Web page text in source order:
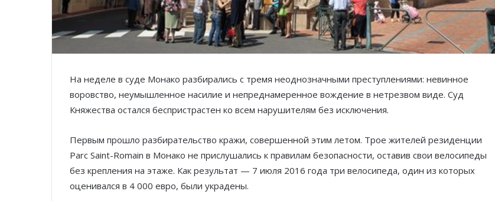
На неделе в суде Монако разбирались с тремя неоднозначными преступлениями: невинное
воровство, неумышленное насилие и непреднамеренное вождение в нетрезвом виде. Суд
Княжества остался беспристрастен ко всем нарушителям без исключения.
Первым прошло разбирательство кражи, совершенной этим летом. Трое жителей резиденции
Parc Saint-Romain в Монако не прислушались к правилам безопасности, оставив свои велосипеды
без крепления на этаже. Как результат — 7 июля 2016 года три велосипеда, один из которых
оценивался в 4 000 евро, были украдены.